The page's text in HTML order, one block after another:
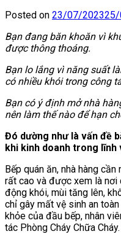
Posted on 23/07/202325/
Bạn đang băn khoăn vì
được thông thoáng.
Bạn lo lắng vì năng suất
có nhiều khói trong công
Bạn có ý định mở nhà
nên làm thế nào để hạn
Đó dường như là vấn đề
khi kinh doanh trong lĩnh
Bếp quán ăn, nhà hàng
rất cao và được xem là nơi
động khói, mùi tăng lên,
chỉ gây mất vệ sinh an
khỏe của đầu bếp, nhân
tác Phòng Cháy Chữa Cháy.